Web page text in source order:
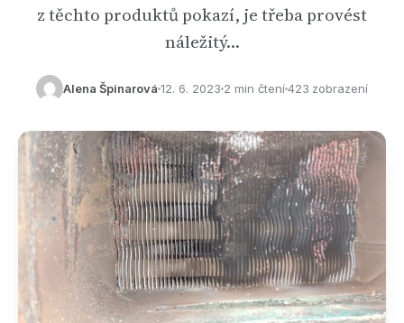
z těchto produktů pokazí, je třeba provést
náležitý…
Alena Špinarová 12. 6. 2023 2 min čtení423 zobrazení